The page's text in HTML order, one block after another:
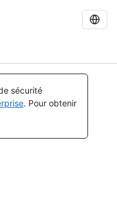
sécurité
. Pour obtenir